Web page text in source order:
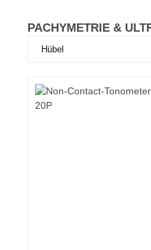
PACHYMETRIE &